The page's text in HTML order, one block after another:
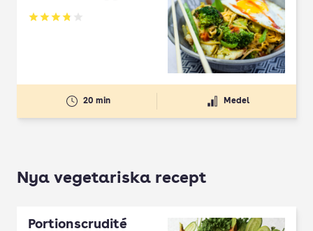
Betyg: 3.8 av 5
20 min Medel
Nya vegetariska recept
Portionscrudité